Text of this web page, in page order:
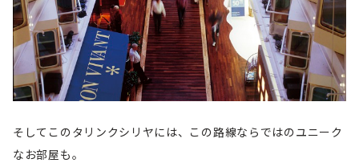
そしてこのタリンクシリヤには、この路線ならではのユニーク
なお部屋も。